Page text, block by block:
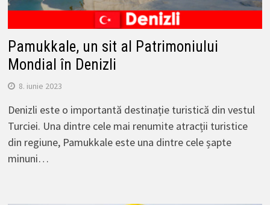
Pamukkale, un sit al Patrimoniului
Mondial în Denizli
8. iunie 2023
Denizli este o importantă destinație turistică din vestul
Turciei. Una dintre cele mai renumite atracții turistice
din regiune, Pamukkale este una dintre cele șapte
minuni…